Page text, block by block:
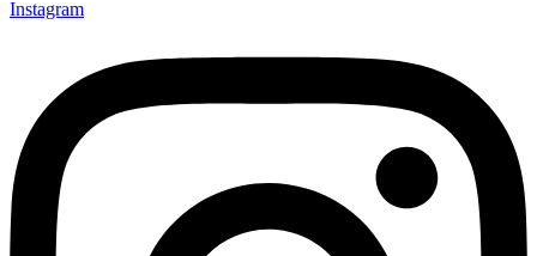
Instagram